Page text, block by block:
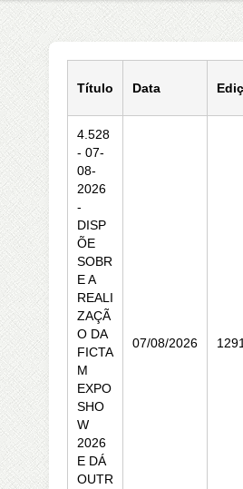
Título Data
4.528
- 07-
08-
2026
-
DISP
ÕE
SOBR
E A
REALI
ZAÇÃ
O DA
FICTA
M
EXPO
SHO
W
2026
E DÁ
OUTR
07/08/2026 1291